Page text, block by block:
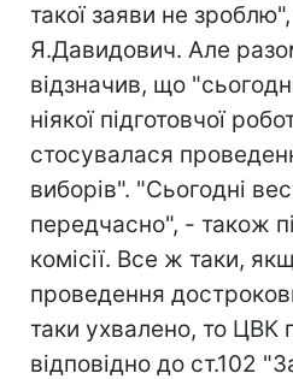
такої заяви не
Я.Давидович. Але
відзначив, що
ніякої підготовчої
стосувалася
виборів". "Сьогодні
передчасно", - також
комісії. Все ж таки,
проведення
таки ухвалено, то ЦВК
відповідно до ст.102